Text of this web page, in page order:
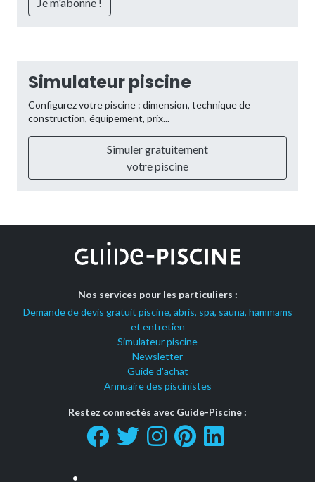
Simulateur piscine
Configurez votre piscine : dimension, technique de
construction, équipement, prix...
Simuler gratuitement
votre piscine
Nos services pour les particuliers :
Demande de devis gratuit piscine, abris, spa, sauna, hammams
et entretien
Simulateur piscine
Newsletter
Guide d'achat
Annuaire des piscinistes
Restez connectés avec Guide-Piscine :